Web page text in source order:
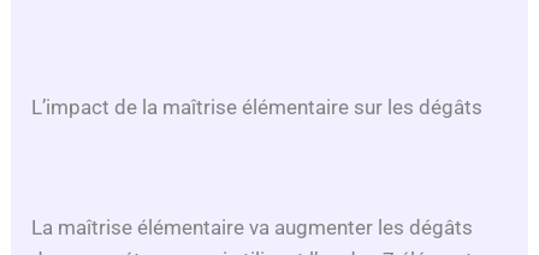
L’impact de la maîtrise élémentaire sur les dégâts
La maîtrise élémentaire va augmenter les dégâts